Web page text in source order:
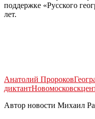
поддержке «Русского
лет.
Анатолий Пророков
диктантНовомосковск
Автор новости Михаил